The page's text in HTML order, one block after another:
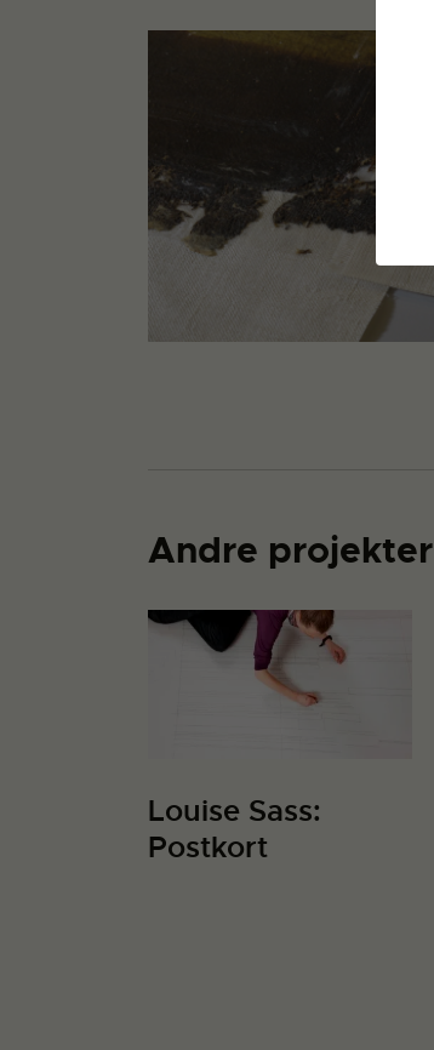
Andre projekter
Louise Sass:
Postkort